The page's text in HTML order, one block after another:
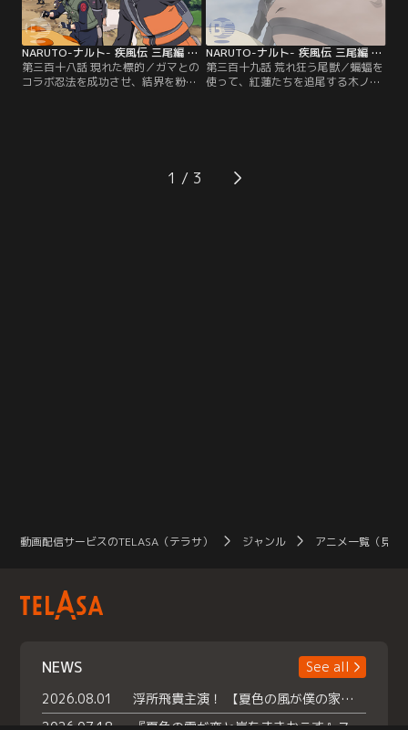
ャンネル】
ナルトは、幽鬼丸と再び遭遇する。
【提供：バンダイチャンネル】
NARUTO-ナルト- 疾風伝 三尾編 第318話
第三百十八話 現れた標的／ガマとの
コラボ忍法を成功させ、結界を粉砕
の協力の元、盾に取られたヒナタを
奪還し、辛くも戦闘から離脱するこ
NARUTO-ナルト- 疾風伝 三尾編 第319話
第三百十九話 荒れ狂う尾獣／蝙蝠を
使って、紅蓮たちを追尾する木ノ
御不能となる三尾を力づくで押さえ
つける紅蓮。紅蓮に危機が迫った
1
動画配信サービスのTELASA（テラサ） ジャンル アニメ一覧（見放
NEWS
See all
2026.08.01
浮所飛貴主演！ 【夏色の風が僕の家にやってきた】 本日よりテラサで独占配信スタート！